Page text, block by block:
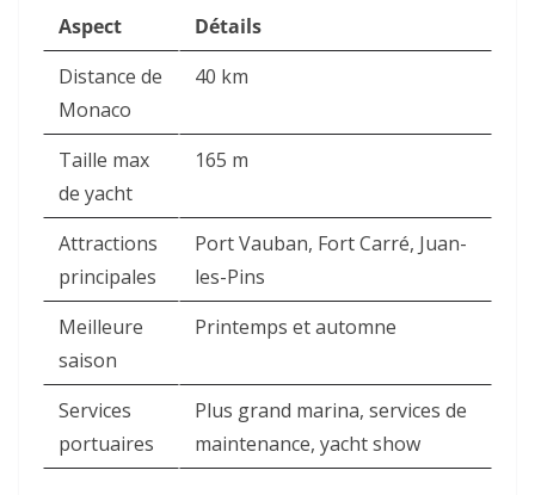
Aspect
Détails
Distance de
Monaco
40 km
Taille max
de yacht
165 m
Attractions
principales
Port Vauban, Fort Carré, Juan-
les-Pins
Meilleure
saison
Printemps et automne
Services
portuaires
Plus grand marina, services de
maintenance, yacht show